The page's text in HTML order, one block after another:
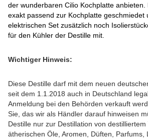
der wunderbaren Cilio Kochplatte anbieten.
exakt passend zur Kochplatte geschmiedet
elektrischen Set zusätzlich noch
für den Kühler der Destille mit.
Wichtiger Hinweis:
Diese Destille darf mit dem neuen
seit dem 1.1.2018 auch in Deutschland
Anmeldung bei den Behörden verkauft
Sie, das wir als Händler darauf hinweisen
Destille nur zur Destillation von destilliertem
ätherischen Öle, Aromen, Düften, Parfums,